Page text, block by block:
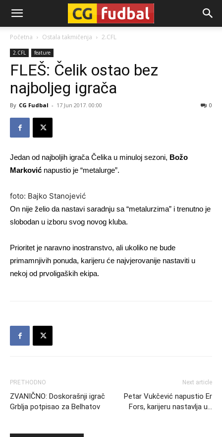
CG-
Fudbal
Početna Ostala takmičenja 2.CFL
2.CFL feature
FLEŠ: Čelik ostao bez
najboljeg igrača
By CG Fudbal - 17 Jun 2017. 00:00 0
Jedan od najboljih igrača Čelika u minuloj sezoni, Božo
Marković napustio je “metalurge”.
foto: Bajko Stanojević
On nije želio da nastavi saradnju sa “metalurzima” i trenutno je
slobodan u izboru svog novog kluba.
Prioritet je naravno inostranstvo, ali ukoliko ne bude
primamnjivih ponuda, karijeru će najvjerovanije nastaviti u
nekoj od prvoligaških ekipa.
PRETHODNO
ZVANIČNO: Doskorašnji igrač
Grblja potpisao za Belhatov
Next article
Petar Vukčević napustio Er
Fors, karijeru nastavlja u…